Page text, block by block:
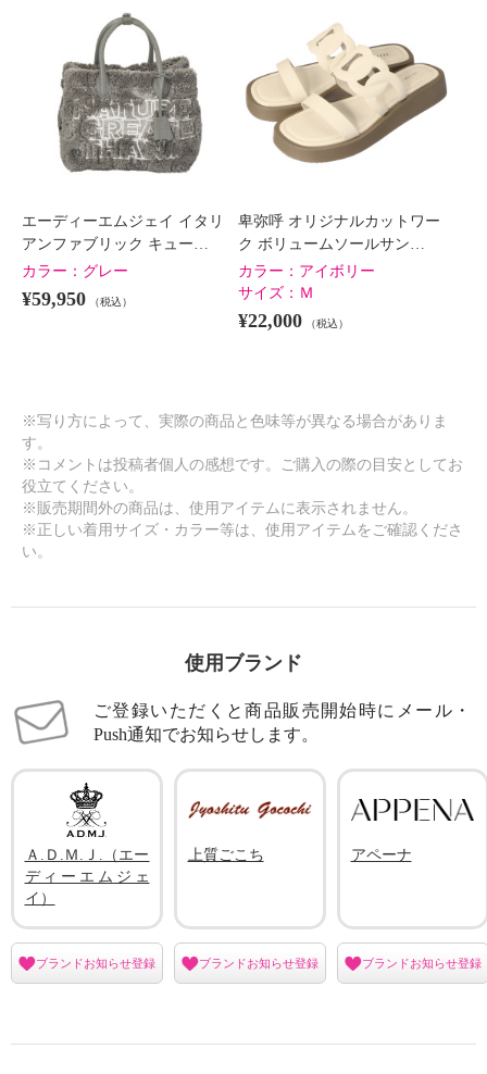
エーディーエムジェイ イタリ
アンファブリック キュー…
カラー： グレー
¥59,950 （税込）
卑弥呼 オリジナルカットワー
ク ボリュームソールサン…
カラー： アイボリー
サイズ： Ｍ
¥22,000 （税込）
※写り方によって、実際の商品と色味等が異なる場合がありま
す。
※コメントは投稿者個人の感想です。ご購入の際の目安としてお
役立てください。
※販売期間外の商品は、使用アイテムに表示されません。
※正しい着用サイズ・カラー等は、使用アイテムをご確認くださ
い。
使用ブランド
ご登録いただくと商品販売開始時にメール・
Push通知でお知らせします。
Ａ.Ｄ.Ｍ.Ｊ.（エー
ディーエムジェ
イ）
ブランドお知らせ登録
上質ごこち
ブランドお知らせ登録
アペーナ
ブランドお知らせ登録